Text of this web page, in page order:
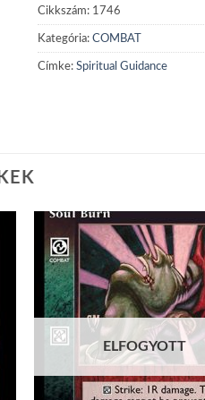
Cikkszám: 1746
Kategória: COMBAT
Címke: Spiritual Guidance
ELFOGYOTT